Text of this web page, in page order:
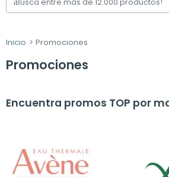
Inicio Promociones
Promociones
Encuentra promos TOP por